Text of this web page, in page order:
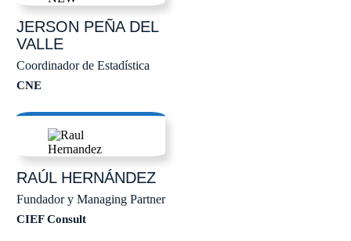
JERSON PEÑA DEL
VALLE
Coordinador de Estadística
CNE
RAÚLHERNÁNDEZ
Fundador y Managing Partner
CIEF Consult